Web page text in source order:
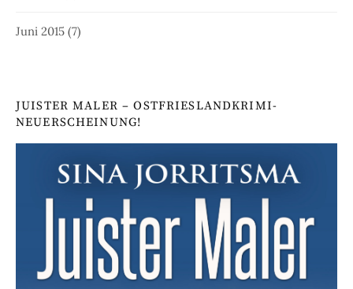
Juni 2015 (7)
JUISTER MALER – OSTFRIESLANDKRIMI-
NEUERSCHEINUNG!